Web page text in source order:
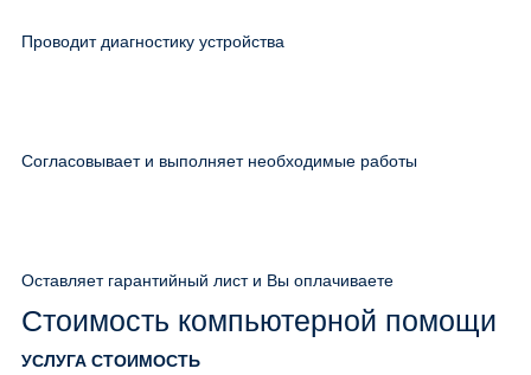
Проводит диагностику устройства
Согласовывает и выполняет необходимые работы
Оставляет гарантийный лист и Вы оплачиваете
Стоимость компьютерной помощи
УСЛУГА СТОИМОСТЬ